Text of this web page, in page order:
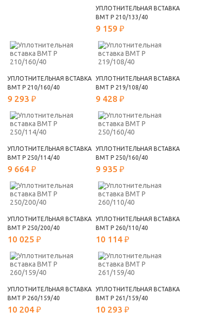
УПЛОТНИТЕЛЬНАЯ ВСТАВКА
ВМТ Р 210/133/40
9 159 ₽
УПЛОТНИТЕЛЬНАЯ ВСТАВКА
ВМТ Р 210/160/40
9 293 ₽
УПЛОТНИТЕЛЬНАЯ ВСТАВКА
ВМТ Р 219/108/40
9 428 ₽
УПЛОТНИТЕЛЬНАЯ ВСТАВКА
ВМТ Р 250/114/40
9 664 ₽
УПЛОТНИТЕЛЬНАЯ ВСТАВКА
ВМТ Р 250/160/40
9 935 ₽
УПЛОТНИТЕЛЬНАЯ ВСТАВКА
ВМТ Р 250/200/40
10 025 ₽
УПЛОТНИТЕЛЬНАЯ ВСТАВКА
ВМТ Р 260/110/40
10 114 ₽
УПЛОТНИТЕЛЬНАЯ ВСТАВКА
ВМТ Р 260/159/40
10 204 ₽
УПЛОТНИТЕЛЬНАЯ ВСТАВКА
ВМТ Р 261/159/40
10 293 ₽